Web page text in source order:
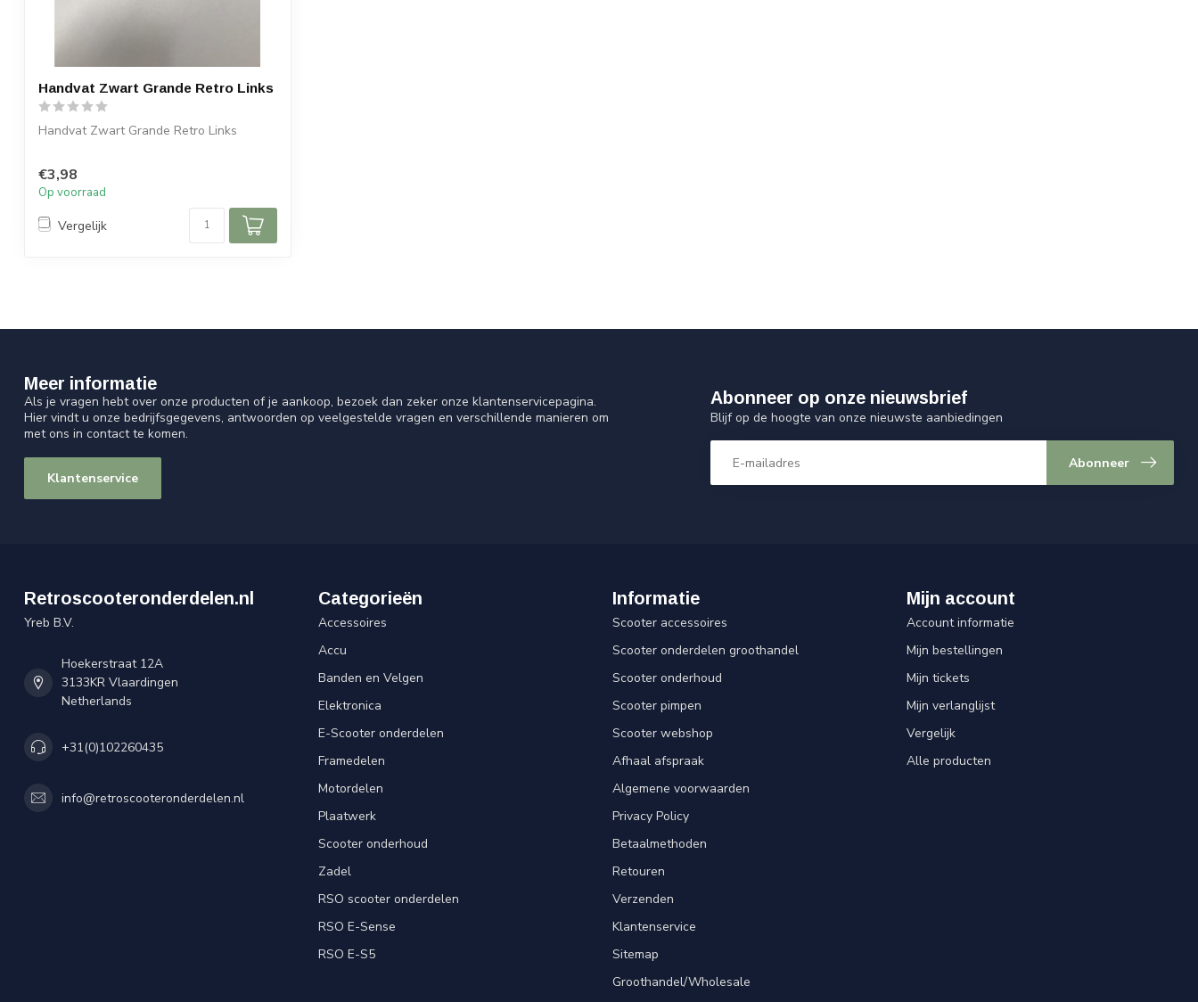
Handvat Zwart Grande Retro Links
Handvat Zwart Grande Retro Links
€3,98
Op voorraad
Vergelijk
Meer informatie
Als je vragen hebt over onze producten of je aankoop, bezoek dan zeker onze klantenservicepagina.
Hier vindt u onze bedrijfsgegevens, antwoorden op veelgestelde vragen en verschillende manieren om
met ons in contact te komen.
Klantenservice
Abonneer op onze nieuwsbrief
Blijf op de hoogte van onze nieuwste aanbiedingen
Abonneer
Retroscooteronderdelen.nl
Yreb B.V.
Hoekerstraat 12A
3133KR Vlaardingen
Netherlands
+31(0)102260435
info@retroscooteronderdelen.nl
Categorieën
Accessoires
Accu
Banden en Velgen
Elektronica
E-Scooter onderdelen
Framedelen
Motordelen
Plaatwerk
Scooter onderhoud
Zadel
RSO scooter onderdelen
RSO E-Sense
RSO E-S5
Informatie
Scooter accessoires
Scooter onderdelen groothandel
Scooter onderhoud
Scooter pimpen
Scooter webshop
Afhaal afspraak
Algemene voorwaarden
Privacy Policy
Betaalmethoden
Retouren
Verzenden
Klantenservice
Sitemap
Groothandel/Wholesale
Mijn account
Account informatie
Mijn bestellingen
Mijn tickets
Mijn verlanglijst
Vergelijk
Alle producten